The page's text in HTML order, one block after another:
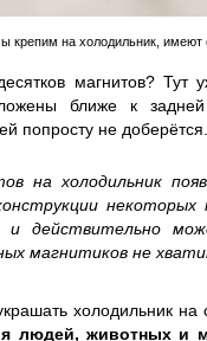
крепим на холодильник, имеют
магнитов? Тут
ближе к
попросту не доберётся.
на холодильник
и действительно
магнитиков не
холодильник на
людей, животных и